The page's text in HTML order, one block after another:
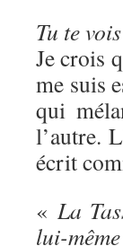
Tu te
Je crois
me suis
qui
l’autre.
écrit
«La
lui-